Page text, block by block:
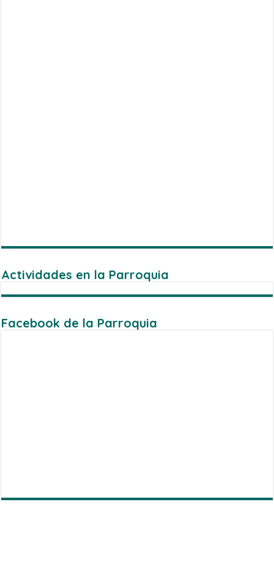
Actividades en la Parroquia
Facebook de la Parroquia